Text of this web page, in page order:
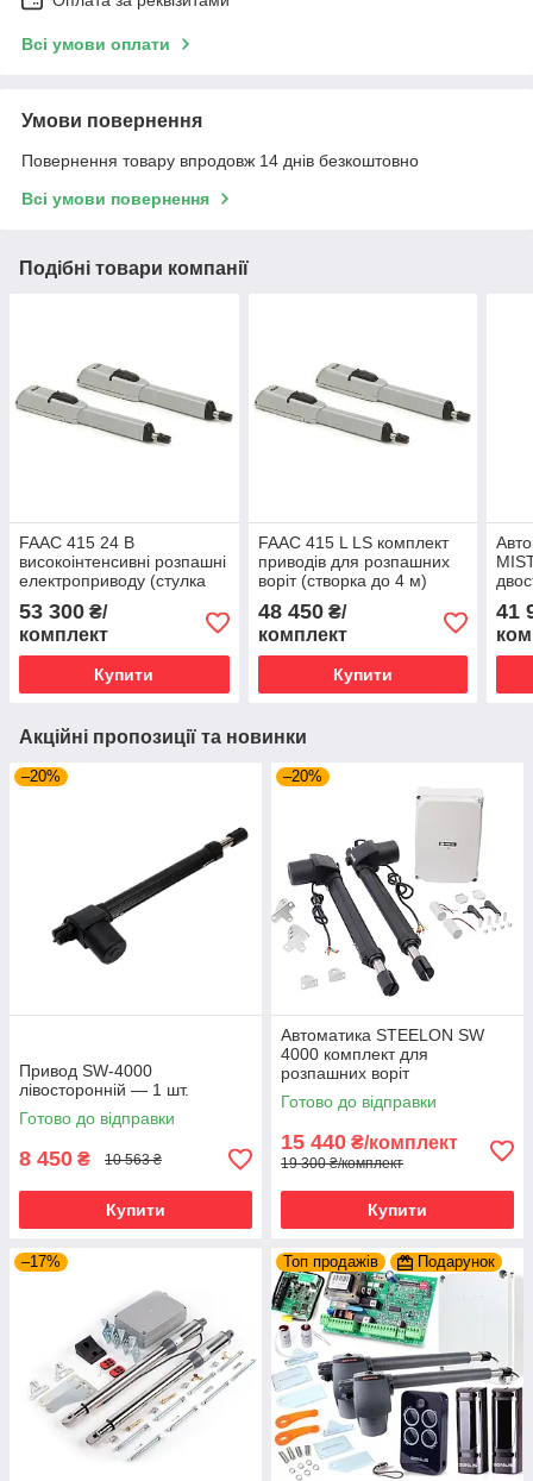
Всі умови оплати
Умови повернення
Повернення товару впродовж 14 днів безкоштовно
Всі умови повернення
Подібні товари компанії
FAAC 415 24 В
високоінтенсивні розпашні
електроприводу (стулка
до 3 м)
53 300 ₴/
комплект
Купити
FAAC 415 L LS комплект
приводів для розпашних
воріт (створка до 4 м)
48 450₴/
комплект
Купити
41
Акційні пропозиції та новинки
–20%
Привод SW-4000
лівосторонній — 1 шт.
Готово до відправки
8 450 ₴ 10 563 ₴
Купити
–20%
Автоматика STEELON SW
4000 комплект для
розпашних воріт
Готово до відправки
15 440 ₴/комплект
19 300 ₴/комплект
Купити
–17% Топ продажів Подарунок